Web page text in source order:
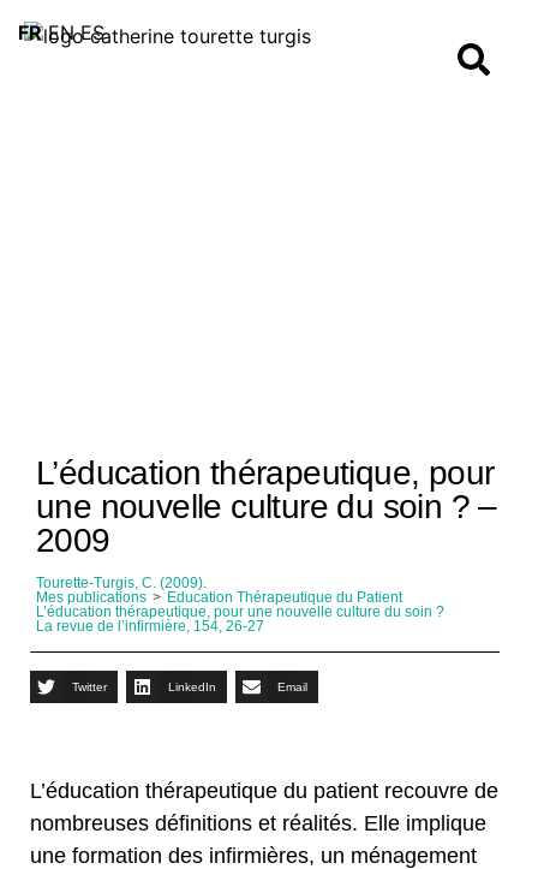
L’éducation thérapeutique, pour
une nouvelle culture du soin ? –
2009
Tourette-Turgis, C. (2009).
Mes publications > Education Thérapeutique du Patient
L’éducation thérapeutique, pour une nouvelle culture du soin ?
La revue de l’infirmière, 154, 26-27
Twitter LinkedIn Email
L’éducation thérapeutique du patient recouvre de
nombreuses définitions et réalités. Elle implique
une formation des infirmières, un ménagement
FR EN ES